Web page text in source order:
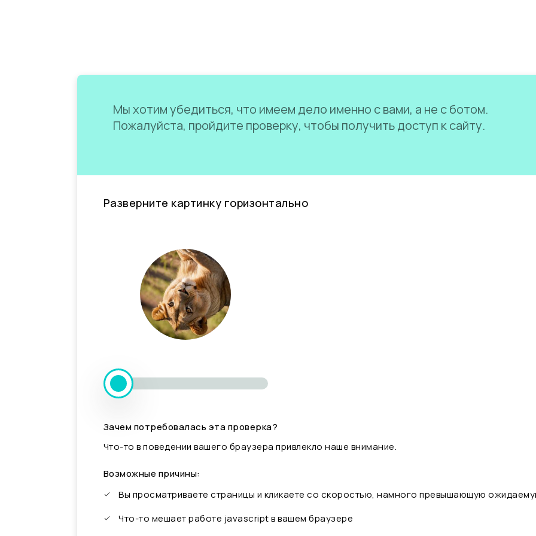
Мы хотим убедиться, что имеем дело именно с вами, а не с ботом.
Пожалуйста, пройдите проверку, чтобы получить доступ к сайту.
Разверните картинку горизонтально
Зачем потребовалась эта проверка?
Что-то в поведении вашего браузера привлекло наше внимание.
Возможные причины:
Вы просматриваете страницы и кликаете со скоростью, намного превышающую
Что-то мешает работе javascript в вашем браузере